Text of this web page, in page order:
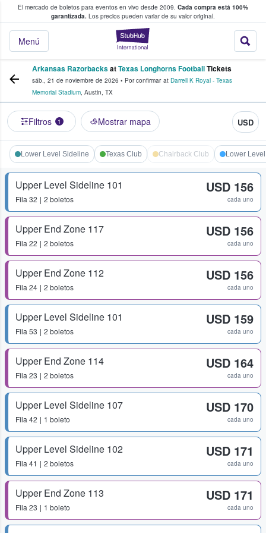
El mercado de boletos para eventos en vivo desde 2009. Cada compra está 100%
garantizada. Los precios pueden variar de su valor original.
StubHub: donde
Menú
fans compran y venden boletos
Arkansas RazorbacksatTexas Longhorns FootballTickets
sáb., 21 de noviembre de 2026 • Por confirmar at Darrell K Royal - Texas
Memorial Stadium, Austin, TX
Filtros 1 Mostrar mapa USD
Lower Level Sideline Texas Club Chairback Club Lower
Upper Level Sideline 101
Fila 32 2 boletos
USD 156
cada uno
Upper End Zone 117
Fila 22 2 boletos
USD 156
cada uno
Upper End Zone 112
Fila 24 2 boletos
USD 156
cada uno
Upper Level Sideline 101
Fila 53 2 boletos
USD 159
cada uno
Upper End Zone 114
Fila 23 2 boletos
USD 164
cada uno
Upper Level Sideline 107
Fila 42 1 boleto
USD 170
cada uno
Upper Level Sideline 102
Fila 41 2 boletos
USD 171
cada uno
Upper End Zone 113
Fila 23 1 boleto
USD 171
cada uno